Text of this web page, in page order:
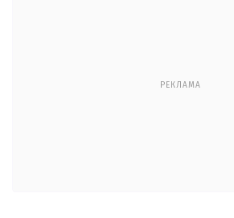
РЕКЛАМА